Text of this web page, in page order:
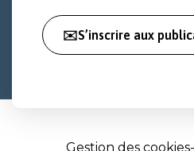
✉️S’inscrire aux
Gestion des cookies